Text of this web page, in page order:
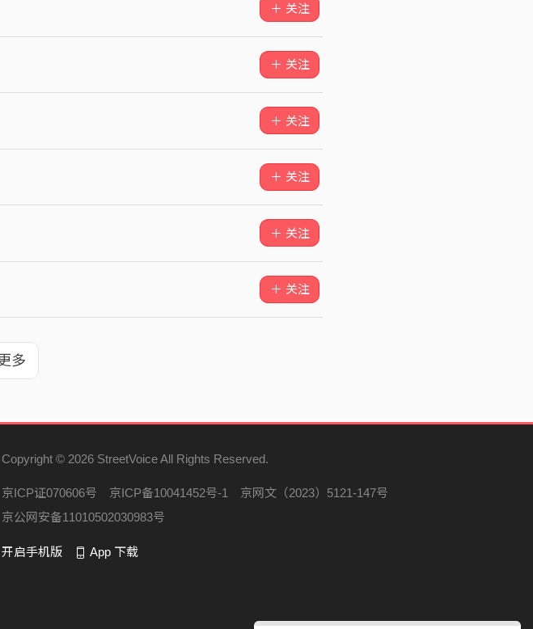
＋ 关注
＋ 关注
＋ 关注
＋ 关注
＋ 关注
＋ 关注
多
Copyright © 2026 StreetVoice All Rights Reserved.
京ICP证070606号 京ICP备10041452号-1
京网文（2023）5121-147号
京公网安备11010502030983号
开启手机版 App 下载